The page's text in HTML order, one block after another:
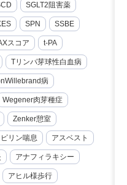
SGLT2阻害薬
SPN SSBE
スコア t-PA
Tリンパ芽球性白血病
病
Wegener肉芽種症
Zenker憩室
リン喘息 アスベスト
アナフィラキシー
アヒル様歩行